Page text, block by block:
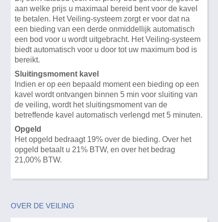
aan welke prijs u maximaal bereid bent voor de kavel
te betalen. Het Veiling-systeem zorgt er voor dat na
een bieding van een derde onmiddellijk automatisch
een bod voor u wordt uitgebracht. Het Veiling-systeem
biedt automatisch voor u door tot uw maximum bod is
bereikt.
Sluitingsmoment kavel
Indien er op een bepaald moment een bieding op een
kavel wordt ontvangen binnen 5 min voor sluiting van
de veiling, wordt het sluitingsmoment van de
betreffende kavel automatisch verlengd met 5 minuten.
Opgeld
Het opgeld bedraagt 19% over de bieding. Over het
opgeld betaalt u 21% BTW, en over het bedrag
21,00% BTW.
OVER DE VEILING